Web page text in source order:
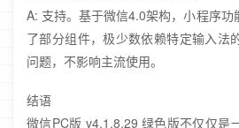
A: 支持。基于微信4.0架构，小程序
了部分组件，极少数依赖特定输入法
问题，不影响主流使用。
结语
微信PC版 v4.1.8.29 绿色版不仅仅是